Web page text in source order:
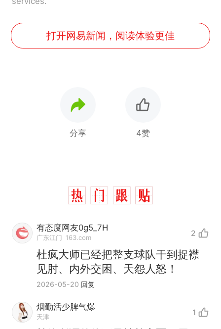
打开网易新闻，阅读体验更佳
分享 4赞
有态度网友0g5_7H
广东江门 163.com 2
杜疯大师已经把整支球队干到捉襟
见肘、内外交困、天怨人怒！
2026-05-20 回复
烟勤活少脾气爆
天津 1